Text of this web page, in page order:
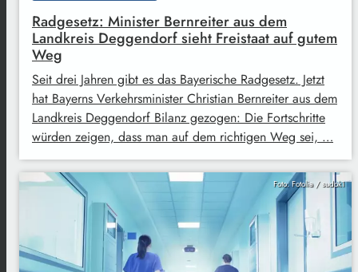
Radgesetz: Minister Bernreiter aus dem
Landkreis Deggendorf sieht Freistaat auf gutem
Weg
Seit drei Jahren gibt es das Bayerische Radgesetz. Jetzt
hat Bayerns Verkehrsminister Christian Bernreiter aus dem
Landkreis Deggendorf Bilanz gezogen: Die Fortschritte
würden zeigen, dass man auf dem richtigen Weg sei, …
Foto: Fotolia / sudok1